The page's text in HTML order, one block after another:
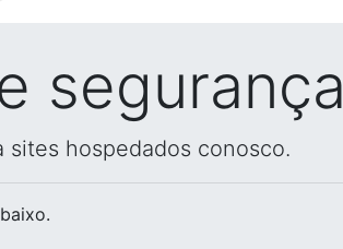
segurança
hospedados conosco.